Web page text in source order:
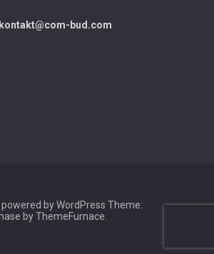
kontakt@com-bud.com
powered by WordPress Theme:
byThemeFurnace